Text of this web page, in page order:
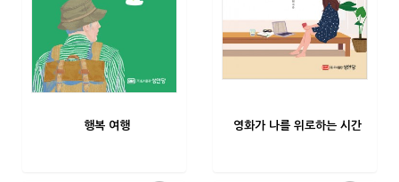
행복 여행 영화가 나를 위로하는 시간